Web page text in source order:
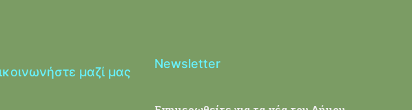
μαζί μας
Newsletter